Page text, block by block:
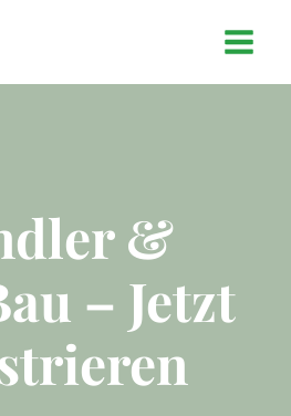
&
– Jetzt